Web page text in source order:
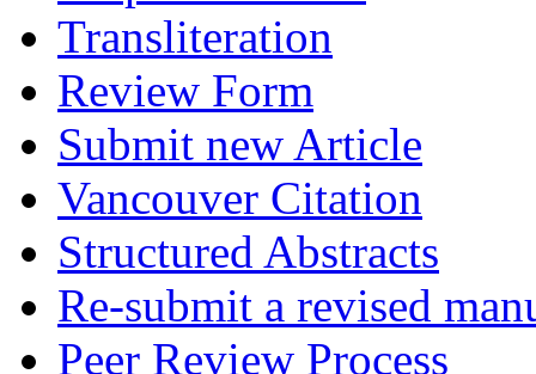
Transliteration
Review Form
Submit new Article
Vancouver Citation
Structured Abstracts
Re-submit a revised
Peer Review Process